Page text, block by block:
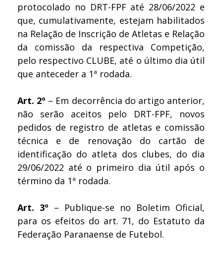
protocolado no DRT-FPF até 28/06/2022 e
que, cumulativamente, estejam habilitados
na Relação de Inscrição de Atletas e Relação
da comissão da respectiva Competição,
pelo respectivo CLUBE, até o último dia útil
que anteceder a 1ª rodada.
Art. 2º – Em decorrência do artigo anterior,
não serão aceitos pelo DRT-FPF, novos
pedidos de registro de atletas e comissão
técnica e de renovação do cartão de
identificação do atleta dos clubes, do dia
29/06/2022 até o primeiro dia útil após o
término da 1ª rodada.
Art. 3º – Publique-se no Boletim Oficial,
para os efeitos do art. 71, do Estatuto da
Federação Paranaense de Futebol.